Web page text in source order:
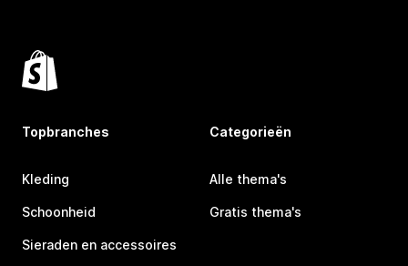
Topbranches
Kleding
Schoonheid
Sieraden en accessoires
Categorieën
Alle thema's
Gratis thema's